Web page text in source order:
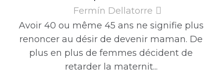
Fermín Dellatorre
Avoir 40 ou même 45 ans ne signifie plus
renoncer au désir de devenir maman. De
plus en plus de femmes décident de
retarder la maternit...